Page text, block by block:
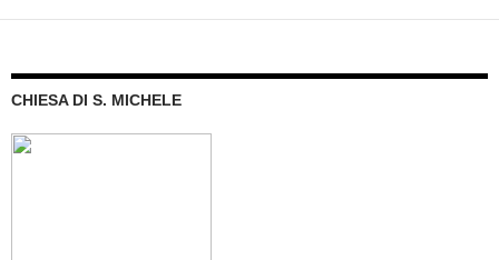
CHIESA DI S. MICHELE